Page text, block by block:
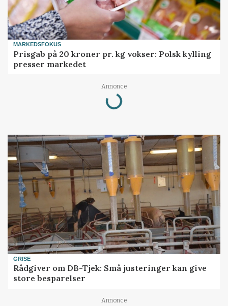
MARKEDSFOKUS
Prisgab på 20 kroner pr. kg vokser: Polsk kylling
presser markedet
Annonce
Loading...
GRISE
Rådgiver om DB-Tjek: Små justeringer kan give
store besparelser
Annonce